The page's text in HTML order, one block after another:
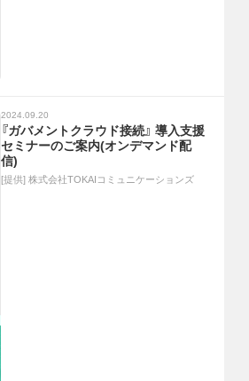
2024.09.20
『ガバメントクラウド接続』 導入支援
セミナーのご案内(オンデマンド配
信)
[提供] 株式会社TOKAIコミュニケーションズ